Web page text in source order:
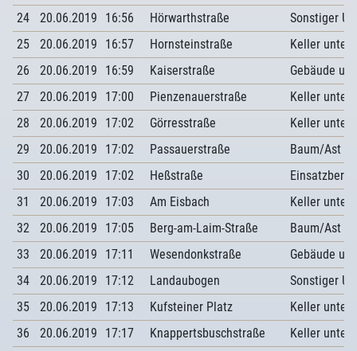
24
20.06.2019 16:56 Hörwarthstraße
Sonstiger
25
20.06.2019 16:57 Hornsteinstraße
Keller unter
26
20.06.2019 16:59 Kaiserstraße
Gebäude
27
20.06.2019 17:00 Pienzenauerstraße
Keller unter
28
20.06.2019 17:02 Görresstraße
Keller unter
29
20.06.2019 17:02 Passauerstraße
Baum/Ast
30
20.06.2019 17:02 Heßstraße
31
20.06.2019 17:03 Am Eisbach
Keller unter
32
20.06.2019 17:05 Berg-am-Laim-Straße
Baum/Ast
33
20.06.2019 17:11 Wesendonkstraße
Gebäude
34
20.06.2019 17:12 Landaubogen
Sonstiger
35
20.06.2019 17:13 Kufsteiner Platz
Keller unter
36
20.06.2019 17:17 Knappertsbuschstraße
Keller unter